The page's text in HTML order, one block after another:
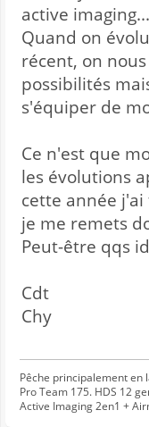
active
Quand on
récent, on
possibilités
s'équiper de
Ce n'est que
les évolutions
cette année
je me remets
Peut-être qqs
Cdt
Chy
Pêche principalement en
Pro Team 175. HDS 12
Active Imaging 2en1 +